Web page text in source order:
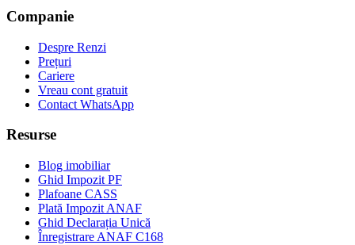
Companie
Despre Renzi
Prețuri
Cariere
Vreau cont gratuit
Contact WhatsApp
Resurse
Blog imobiliar
Ghid Impozit PF
Plafoane CASS
Plată Impozit ANAF
Ghid Declarația Unică
Înregistrare ANAF C168